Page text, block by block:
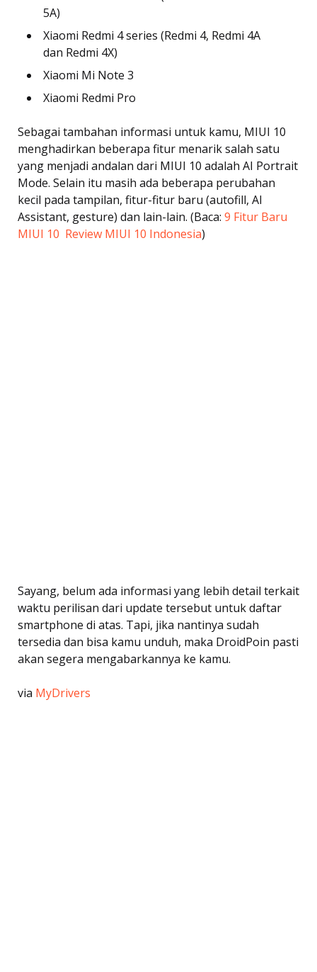
5A)
Xiaomi Redmi 4 series (Redmi 4, Redmi 4A
dan Redmi 4X)
Xiaomi Mi Note 3
Xiaomi Redmi Pro
Sebagai tambahan informasi untuk kamu, MIUI 10
menghadirkan beberapa fitur menarik salah satu
yang menjadi andalan dari MIUI 10 adalah AI Portrait
Mode. Selain itu masih ada beberapa perubahan
kecil pada tampilan, fitur-fitur baru (autofill, AI
Assistant, gesture) dan lain-lain. (Baca: 9 Fitur Baru
MIUI 10  Review MIUI 10 Indonesia)
Sayang, belum ada informasi yang lebih detail terkait
waktu perilisan dari update tersebut untuk daftar
smartphone di atas. Tapi, jika nantinya sudah
tersedia dan bisa kamu unduh, maka DroidPoin pasti
akan segera mengabarkannya ke kamu.
via MyDrivers